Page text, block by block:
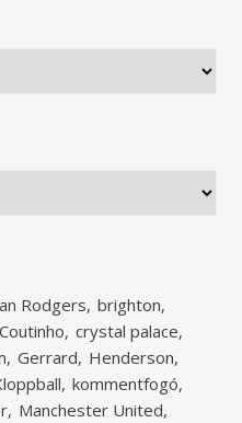
Rodgers brighton
Coutinho crystal palace
Gerrard Henderson
kommentfogó
Manchester United